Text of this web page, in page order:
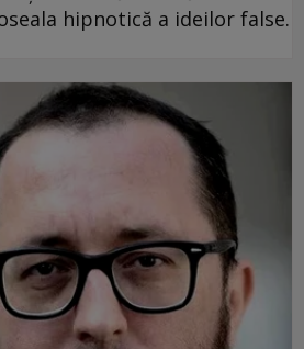
hipnotică a ideilor false.